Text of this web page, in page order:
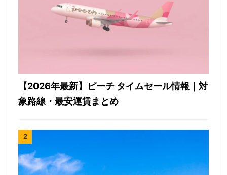
【2026年最新】ピーチ タイムセール情報｜対
象路線・最安運賃まとめ